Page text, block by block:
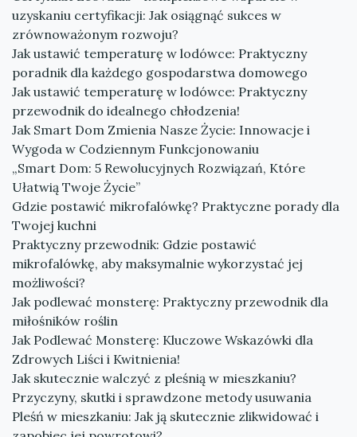
uzyskaniu certyfikacji: Jak osiągnąć sukces w
zrównoważonym rozwoju?
Jak ustawić temperaturę w lodówce: Praktyczny
poradnik dla każdego gospodarstwa domowego
Jak ustawić temperaturę w lodówce: Praktyczny
przewodnik do idealnego chłodzenia!
Jak Smart Dom Zmienia Nasze Życie: Innowacje i
Wygoda w Codziennym Funkcjonowaniu
„Smart Dom: 5 Rewolucyjnych Rozwiązań, Które
Ułatwią Twoje Życie”
Gdzie postawić mikrofalówkę? Praktyczne porady dla
Twojej kuchni
Praktyczny przewodnik: Gdzie postawić
mikrofalówkę, aby maksymalnie wykorzystać jej
możliwości?
Jak podlewać monsterę: Praktyczny przewodnik dla
miłośników roślin
Jak Podlewać Monsterę: Kluczowe Wskazówki dla
Zdrowych Liści i Kwitnienia!
Jak skutecznie walczyć z pleśnią w mieszkaniu?
Przyczyny, skutki i sprawdzone metody usuwania
Pleśń w mieszkaniu: Jak ją skutecznie zlikwidować i